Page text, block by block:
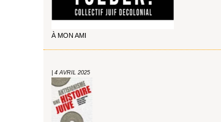
À MON AMI
| 4 AVRIL 2025